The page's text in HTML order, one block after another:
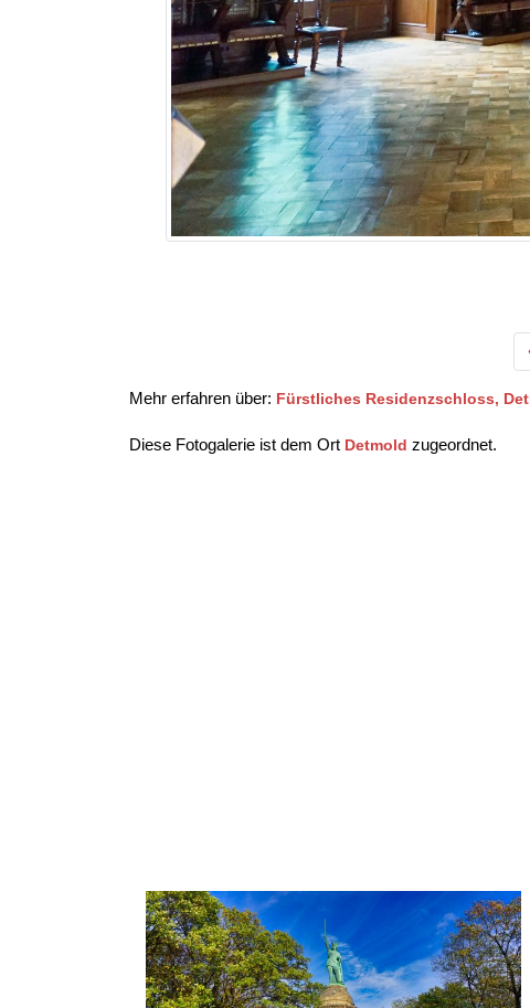
Mehr erfahren über: Fürstliches Residenzschloss,
Diese Fotogalerie ist dem Ort Detmold zugeordnet.